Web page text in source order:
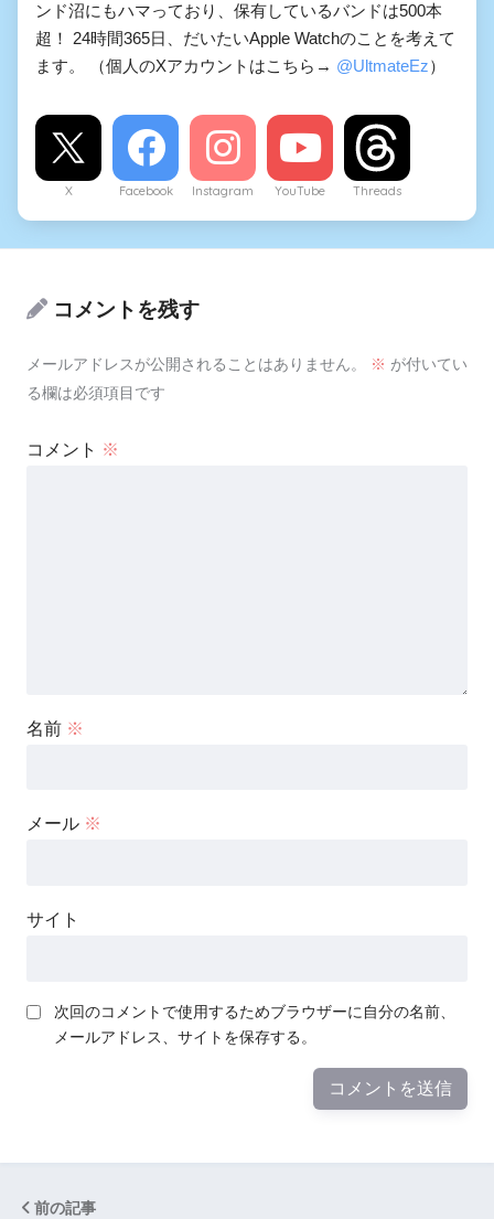
ンド沼にもハマっており、保有しているバンドは500本
超！ 24時間365日、だいたいApple Watchのことを考えて
ます。 （個人のXアカウントはこちら→ @UltmateEz）
X Facebook Instagram YouTube Threads
コメントを残す
メールアドレスが公開されることはありません。 ※ が付いてい
る欄は必須項目です
コメント ※
名前 ※
メール ※
サイト
次回のコメントで使用するためブラウザーに自分の名前、
メールアドレス、サイトを保存する。
前の記事